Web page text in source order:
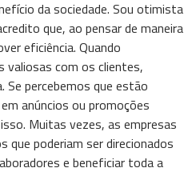
da sociedade. Sou otimista
que, ao pensar de maneira
eficiência. Quando
valiosas com os clientes,
Se percebemos que estão
anúncios ou promoções
Muitas vezes, as empresas
que poderiam ser direcionados
e beneficiar toda a